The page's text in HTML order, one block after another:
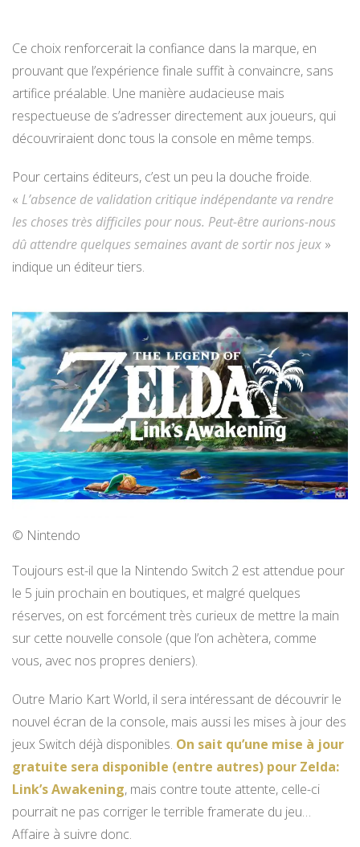
Ce choix renforcerait la confiance dans la marque, en
prouvant que l’expérience finale suffit à convaincre, sans
artifice préalable. Une manière audacieuse mais
respectueuse de s’adresser directement aux joueurs, qui
découvriraient donc tous la console en même temps.
Pour certains éditeurs, c’est un peu la douche froide.
« L’absence de validation critique indépendante va rendre
les choses très difficiles pour nous. Peut-être aurions-nous
dû attendre quelques semaines avant de sortir nos jeux »
indique un éditeur tiers.
© Nintendo
Toujours est-il que la Nintendo Switch 2 est attendue pour
le 5 juin prochain en boutiques, et malgré quelques
réserves, on est forcément très curieux de mettre la main
sur cette nouvelle console (que l’on achètera, comme
vous, avec nos propres deniers).
Outre Mario Kart World, il sera intéressant de découvrir le
nouvel écran de la console, mais aussi les mises à jour des
jeux Switch déjà disponibles. On sait qu’une mise à jour
gratuite sera disponible (entre autres) pour Zelda:
Link’s Awakening, mais contre toute attente, celle-ci
pourrait ne pas corriger le terrible framerate du jeu…
Affaire à suivre donc.